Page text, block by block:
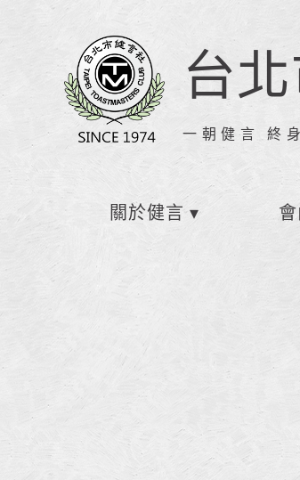
台
一朝健言 終
關於健言